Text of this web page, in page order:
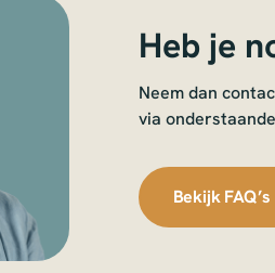
Heb je
Neem dan
via
Bekijk FAQ’s